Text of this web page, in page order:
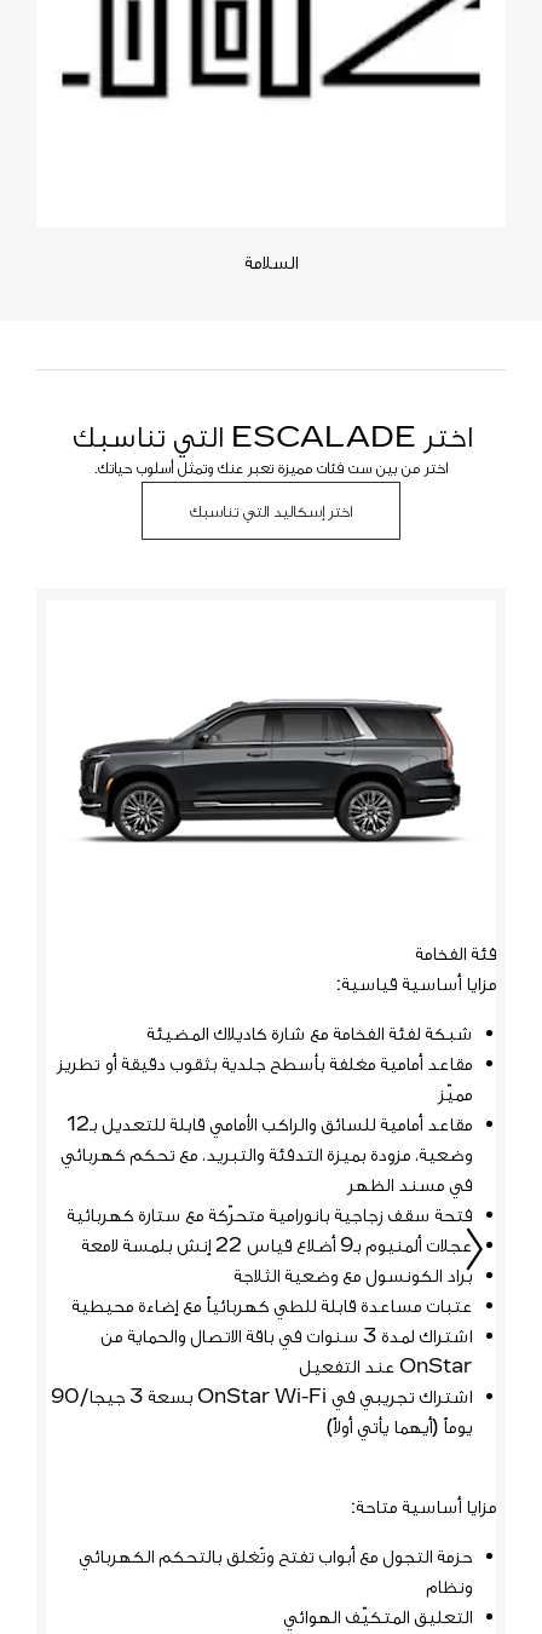
السلامة
اختر ESCALADE التي تناسبك
اختر من بين ست فئات مميزة تعبر عنك وتمثل أسلوب حياتك.
اختر إسكاليد التي تناسبك
السابق
فئة الفخامة
مزايا أساسية قياسية:
شبكة لفئة الفخامة مع شارة كاديلاك المضيئة
مقاعد أمامية مغلفة بأسطح جلدية بثقوب دقيقة أو تطريز
مميّز
مقاعد أمامية للسائق والراكب الأمامي قابلة للتعديل بـ12
وضعية، مزودة بميزة التدفئة والتبريد، مع تحكم كهربائي
في مسند الظهر
فتحة سقف زجاجية بانورامية متحرّكة مع ستارة كهربائية
عجلات ألمنيوم بـ9 أضلاع قياس 22 إنش بلمسة لامعة
براد الكونسول مع وضعية الثلاجة
عتبات مساعدة قابلة للطي كهربائياً مع إضاءة محيطية
اشتراك لمدة 3 سنوات في باقة الاتصال والحماية من
OnStar عند التفعيل
اشتراك تجريبي في OnStar Wi-Fi بسعة 3 جيجا/90
يوماً (أيهما يأتي أولاً)
مزايا أساسية متاحة:
حزمة التجول مع أبواب تفتح وتُغلق بالتحكم الكهربائي
ونظام
التعليق المتكيّف الهوائي